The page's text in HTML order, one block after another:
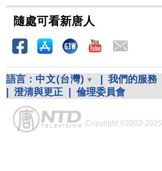
隨處可看新唐人
語言： 中文(台灣) 我們的服務
澄清與更正 倫理委員會
Copyright ©2002-2025